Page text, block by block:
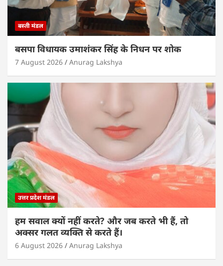
बस्ती मंडल
बसपा विधायक उमाशंकर सिंह के निधन पर शोक
7 August 2026 Anurag Lakshya
उत्तर प्रदेश मंडल
हम सवाल क्यों नहीं करते? और जब करते भी हैं, तो
अक्सर गलत व्यक्ति से करते हैं।
6 August 2026 Anurag Lakshya